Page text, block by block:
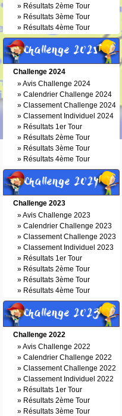
» Résultats 2ème Tour
» Résultats 3ème Tour
» Résultats 4ème Tour
Challenge 2025
Challenge 2024
»Avis Challenge 2024
» Calendrier Challenge 2024
» Classement Challenge 2024
» Classement Individuel 2024
» Résultats 1er Tour
» Résultats 2ème Tour
» Résultats 3ème Tour
» Résultats 4ème Tour
Challenge 2024
Challenge 2023
»Avis Challenge 2023
» Calendrier Challenge 2023
» Classement Challenge 2023
» Classement Individuel 2023
» Résultats 1er Tour
» Résultats 2ème Tour
» Résultats 3ème Tour
» Résultats 4ème Tour
Challenge 2023
Challenge 2022
»Avis Challenge 2022
» Calendrier Challenge 2022
» Classement Challenge 2022
» Classement Individuel 2022
» Résultats 1er Tour
» Résultats 2ème Tour
» Résultats 3ème Tour